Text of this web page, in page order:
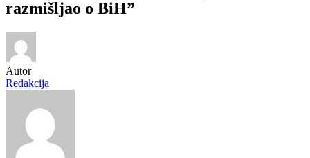
razmišljao o BiH”
Autor
Redakcija